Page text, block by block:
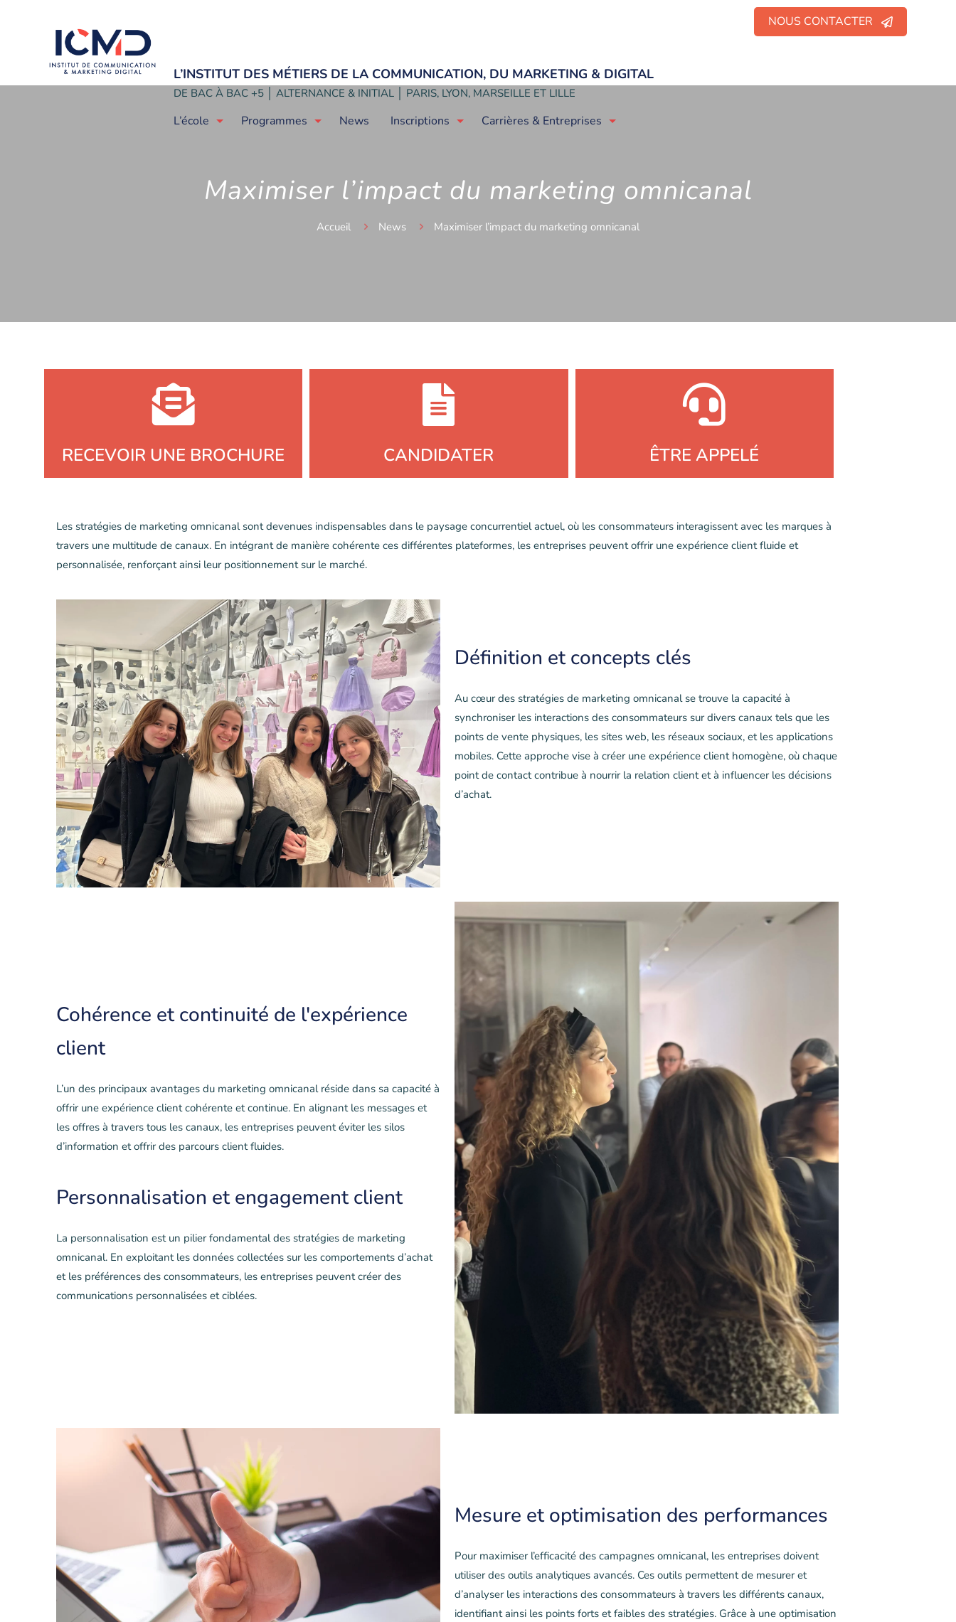
L’INSTITUT DES MÉTIERS DE LA COMMUNICATION, DU MARKETING & DIGITAL
DE BAC À BAC +5 │ ALTERNANCE & INITIAL │ PARIS, LYON, MARSEILLE ET LILLE
L’école Programmes News Inscriptions Carrières & Entreprises
NOUS CONTACTER
Maximiser l’impact du marketing omnicanal
Accueil News Maximiser l’impact du marketing omnicanal
RECEVOIR UNE BROCHURE CANDIDATER ÊTRE APPELÉ
Les stratégies de marketing omnicanal sont devenues indispensables dans le paysage concurrentiel actuel, où les consommateurs interagissent avec les marques à
travers une multitude de canaux. En intégrant de manière cohérente ces différentes plateformes, les entreprises peuvent offrir une expérience client fluide et
personnalisée, renforçant ainsi leur positionnement sur le marché.
Définition et concepts clés
Au cœur des stratégies de marketing omnicanal se trouve la capacité à
synchroniser les interactions des consommateurs sur divers canaux tels que les
points de vente physiques, les sites web, les réseaux sociaux, et les applications
mobiles. Cette approche vise à créer une expérience client homogène, où chaque
point de contact contribue à nourrir la relation client et à influencer les décisions
d’achat.
Cohérence et continuité de l'expérience
client
L’un des principaux avantages du marketing omnicanal réside dans sa capacité à
offrir une expérience client cohérente et continue. En alignant les messages et
les offres à travers tous les canaux, les entreprises peuvent éviter les silos
d’information et offrir des parcours client fluides.
Personnalisation et engagement client
La personnalisation est un pilier fondamental des stratégies de marketing
omnicanal. En exploitant les données collectées sur les comportements d’achat
et les préférences des consommateurs, les entreprises peuvent créer des
communications personnalisées et ciblées.
Mesure et optimisation des performances
Pour maximiser l’efficacité des campagnes omnicanal, les entreprises doivent
utiliser des outils analytiques avancés. Ces outils permettent de mesurer et
d’analyser les interactions des consommateurs à travers les différents canaux,
identifiant ainsi les points forts et faibles des stratégies. Grâce à une optimisation